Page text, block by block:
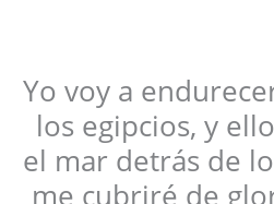
Yo voy a
los egipcios, y
el mar detrás de
me cubriré de